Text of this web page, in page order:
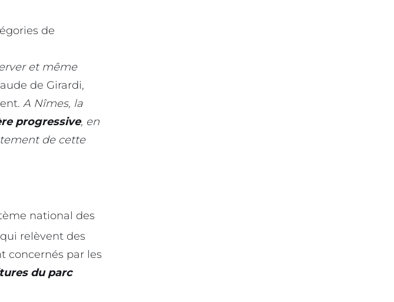
de
et même
de Girardi,
A Nîmes, la
progressive, en
de cette
national des
relèvent des
concernés par les
du parc